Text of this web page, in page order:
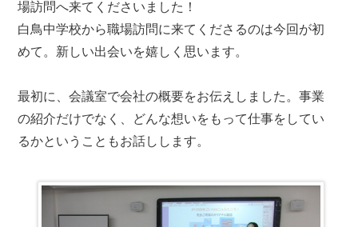
場訪問へ来てくださいました！
白鳥中学校から職場訪問に来てくださるのは今回が初
めて。新しい出会いを嬉しく思います。
最初に、会議室で会社の概要をお伝えしました。事業
の紹介だけでなく、どんな想いをもって仕事をしてい
るかということもお話しします。